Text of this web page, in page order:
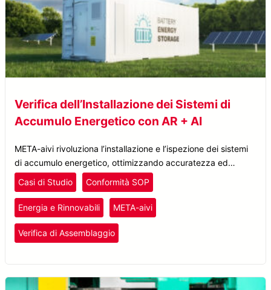
Verifica dell’Installazione dei Sistemi di
Accumulo Energetico con AR + AI
META-aivi rivoluziona l’installazione e l’ispezione dei sistemi
di accumulo energetico, ottimizzando accuratezza ed
efficienza grazie alla validazione delle SOP in tempo reale
tramite tecnologia AR + AI.
Casi di Studio Conformità SOP
Energia e Rinnovabili META-aivi
Verifica di Assemblaggio